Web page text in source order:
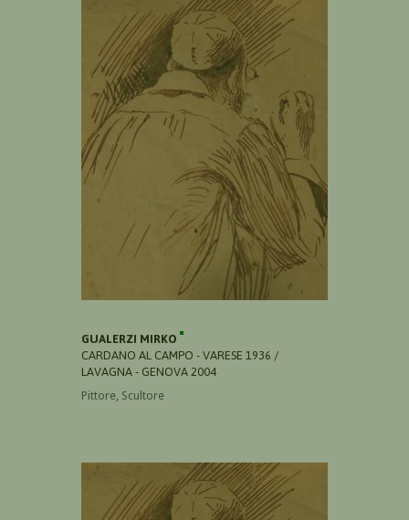
GUALERZI MIRKO
CARDANO AL CAMPO - VARESE 1936 /
LAVAGNA - GENOVA 2004
Pittore, Scultore